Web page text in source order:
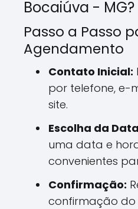
Bocaiúva - MG?
Passo a Passo
Agendamento
Contato Inicial:
por telefone, e-
site.
Escolha da
uma data e
convenientes
Confirmação:
confirmação